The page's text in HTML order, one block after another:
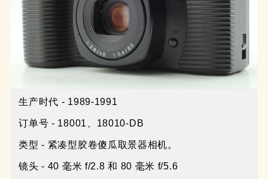
生产时代 - 1989-1991
订单号 - 18001、18010-DB
类型 - 紧凑型胶卷傻瓜取景器相机。
镜头 - 40 毫米 f/2.8 和 80 毫米 f/5.6